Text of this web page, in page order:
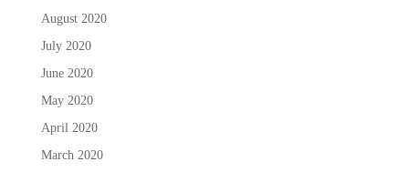
August 2020
July 2020
June 2020
May 2020
April 2020
March 2020